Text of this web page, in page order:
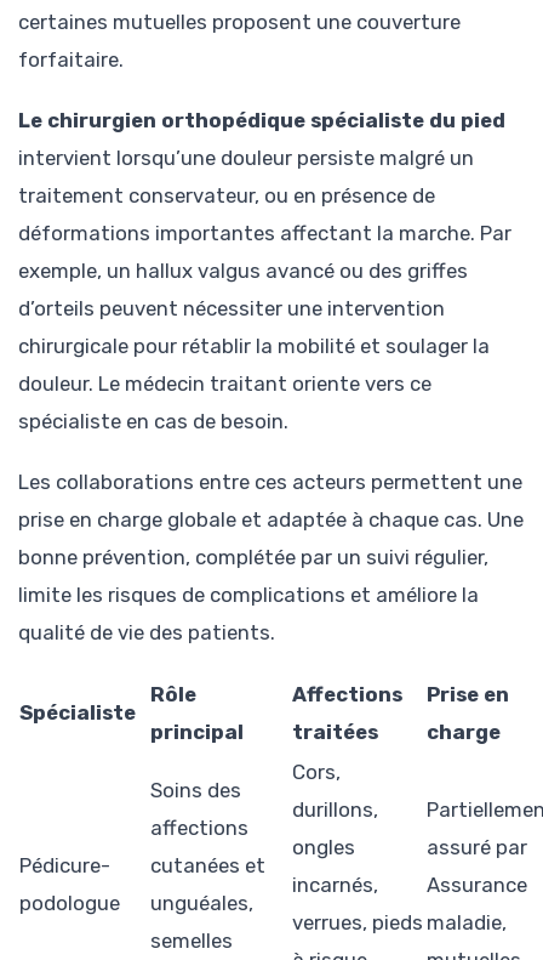
certaines mutuelles proposent une couverture
forfaitaire.
Le chirurgien orthopédique spécialiste du pied
intervient lorsqu’une douleur persiste malgré un
traitement conservateur, ou en présence de
déformations importantes affectant la marche. Par
exemple, un hallux valgus avancé ou des griffes
d’orteils peuvent nécessiter une intervention
chirurgicale pour rétablir la mobilité et soulager la
douleur. Le médecin traitant oriente vers ce
spécialiste en cas de besoin.
Les collaborations entre ces acteurs permettent une
prise en charge globale et adaptée à chaque cas. Une
bonne prévention, complétée par un suivi régulier,
limite les risques de complications et améliore la
qualité de vie des patients.
Spécialiste
Rôle
principal
Affections
traitées
Prise en
charge
Pédicure-
podologue
Soins des
affections
cutanées et
unguéales,
semelles
Cors,
durillons,
ongles
incarnés,
verrues, pieds
assuré par
Assurance
maladie,